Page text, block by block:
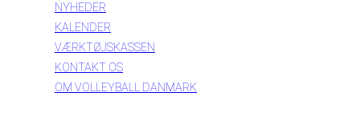
NYHEDER
KALENDER
VÆRKTØJSKASSEN
KONTAKT OS
OM VOLLEYBALL DANMARK